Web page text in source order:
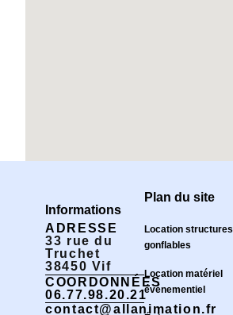
Informations
ADRESSE
33 rue du
Truchet
38450 Vif
COORDONNÉES
06.77.98.20.21
contact@allanimation.fr
Plan du site
Location structures
gonflables
Location matériel
événementiel